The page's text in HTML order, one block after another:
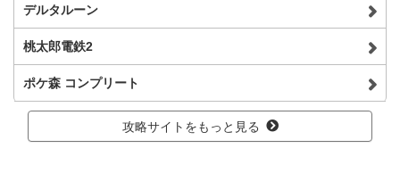
デルタルーン
桃太郎電鉄2
ポケ森 コンプリート
攻略サイトをもっと見る